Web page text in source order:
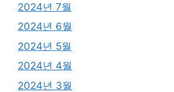
2024년 7월
2024년 6월
2024년 5월
2024년 4월
2024년 3월